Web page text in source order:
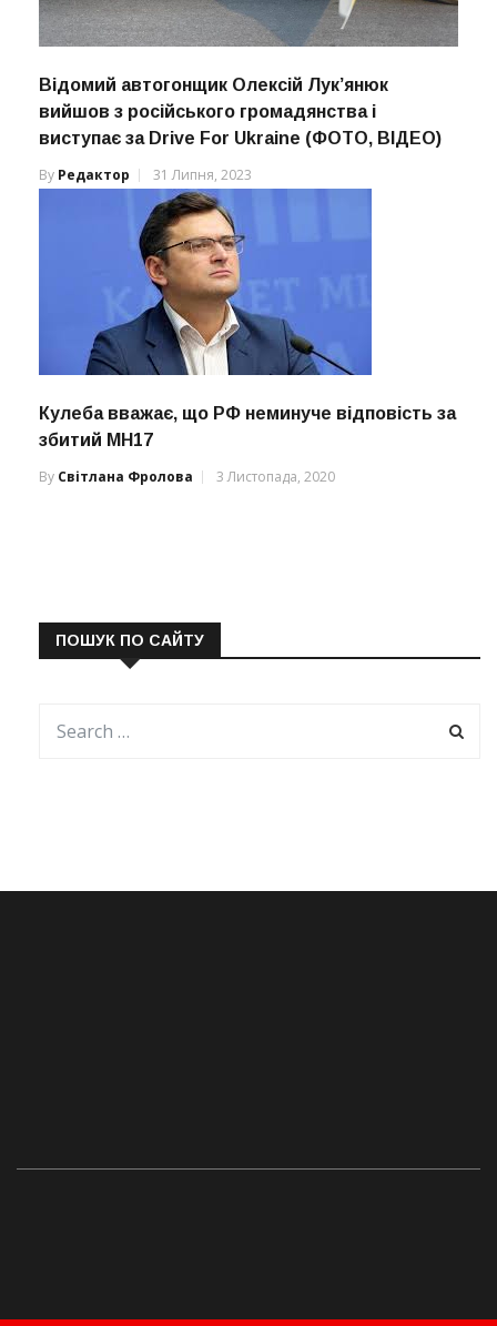
Відомий автогонщик Олексій Лук’янюк
вийшов з російського громадянства і
виступає за Drive For Ukraine (ФОТО, ВІДЕО)
By Редактор 31 Липня, 2023
Кулеба вважає, що РФ неминуче відповість за
збитий МН17
By Світлана Фролова 3 Листопада, 2020
ПОШУК ПО САЙТУ